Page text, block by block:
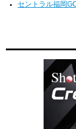
セントラル福岡